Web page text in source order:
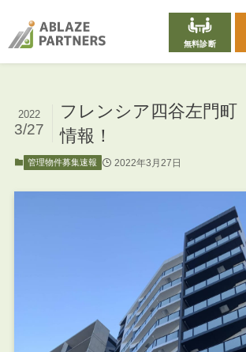
無料診断
フレンシア四谷左門
情報！
2022
3/27
管理物件募集速報 2022年3月27日